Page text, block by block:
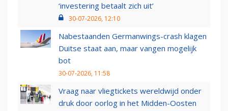
‘investering betaalt zich uit’
30-07-2026, 12:10
Nabestaanden Germanwings-crash klagen
Duitse staat aan, maar vangen mogelijk
bot
30-07-2026, 11:58
Vraag naar vliegtickets wereldwijd onder
druk door oorlog in het Midden-Oosten